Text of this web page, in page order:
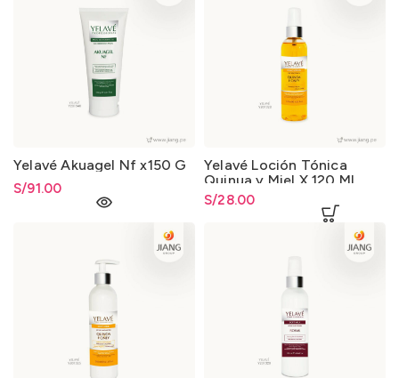
Yelavé Akuagel Nf x150 G
S/91.00
Yelavé Loción Tónica
Quinua y Miel X 120 Ml
S/28.00